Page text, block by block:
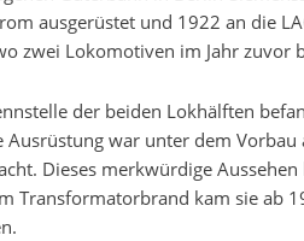
ausgerüstet und 1922 an die
zwei Lokomotiven im Jahr zuvor
der beiden Lokhälften
Ausrüstung war unter dem
Dieses merkwürdige
Transformatorbrand kam sie ab